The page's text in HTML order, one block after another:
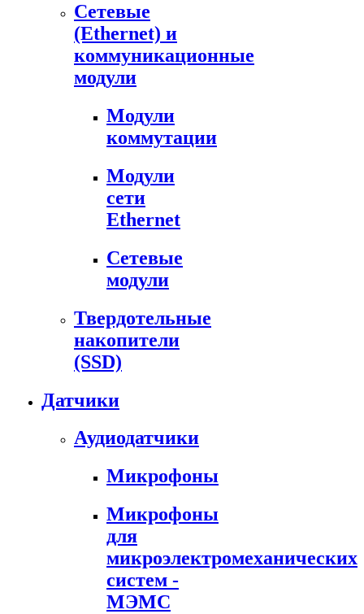
Сетевые
(Ethernet) и
коммуникационные
модули
Модули
коммутации
Модули
сети
Ethernet
Сетевые
модули
Твердотельные
накопители
(SSD)
Датчики
Аудиодатчики
Микрофоны
Микрофоны
для
микроэлектромеханических
систем -
МЭМС